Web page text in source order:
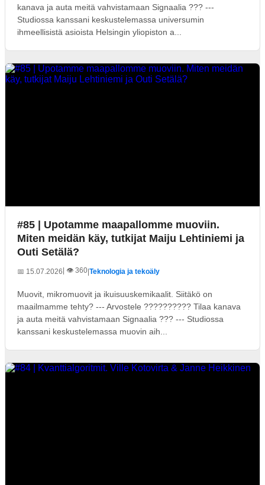
kanava ja auta meitä vahvistamaan Signaalia ??? ---
Studiossa kanssani keskustelemassa universumin
ihmeellisistä asioista Helsingin yliopiston a...
#85 | Upotamme maapallomme muoviin.
Miten meidän käy, tutkijat Maiju Lehtiniemi ja
Outi Setälä?
📅 15.07.2026 | 👁️ 360|Teknologia ja tekoäly
Muovit, mikromuovit ja ikuisuuskemikaalit. Siitäkö on
maailmamme tehty? --- Arvostele ?????????? Tilaa kanava
ja auta meitä vahvistamaan Signaalia ??? --- Studiossa
kanssani keskustelemassa muovin aih...